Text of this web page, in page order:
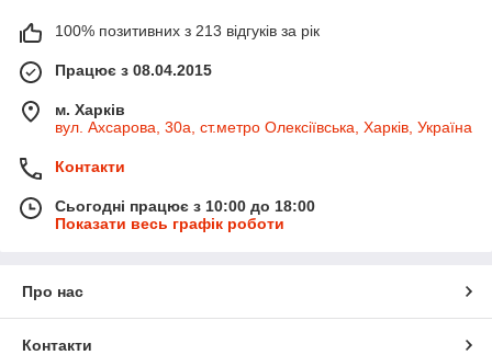
100% позитивних з 213 відгуків за рік
Працює з 08.04.2015
м. Харків
вул. Ахсарова, 30а, ст.метро Олексіївська, Харків, Україна
Контакти
Сьогодні працює з 10:00 до 18:00
Показати весь графік роботи
Про нас
Контакти